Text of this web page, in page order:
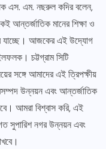
এস. এম. নছরুল কদির বলেন,
আন্তর্জাতিক মানের শিক্ষা ও
যাচ্ছে। আজকের এই উদ্যোগ
চট্টগ্রাম সিটি
সঙ্গে আমাদের এই ত্রিপক্ষীয়
উন্নয়ন এবং আন্তর্জাতিক
আমরা বিশ্বাস করি, এই
সুপারিশ নগর উন্নয়ন এবং